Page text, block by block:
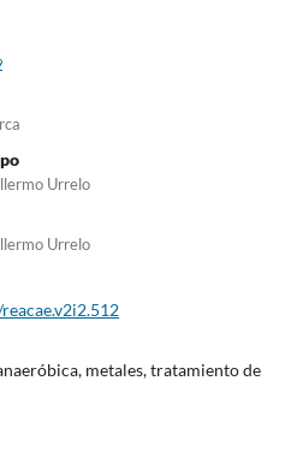
Urrelo
Urrelo
metales, tratamiento de